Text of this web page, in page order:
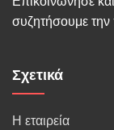
συζητήσουμε την
Σχετικά
Η εταιρεία